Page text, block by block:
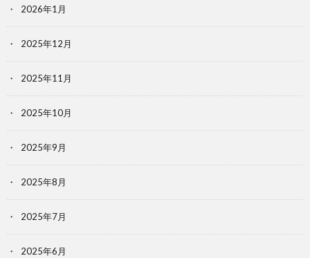
2026年1月
2025年12月
2025年11月
2025年10月
2025年9月
2025年8月
2025年7月
2025年6月